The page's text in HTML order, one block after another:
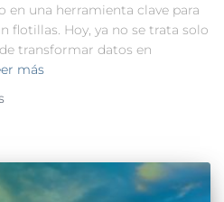
en una herramienta clave para
flotillas. Hoy, ya no se trata solo
transformar datos en
más